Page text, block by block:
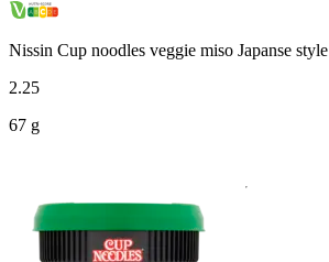
Nissin Cup noodles veggie miso Japanse style
2.25
67 g